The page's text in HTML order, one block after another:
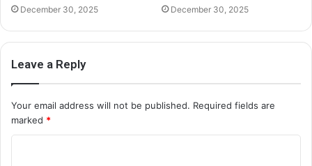
December 30, 2025 December 30, 2025
Leave a Reply
Your email address will not be published. Required fields are
marked *